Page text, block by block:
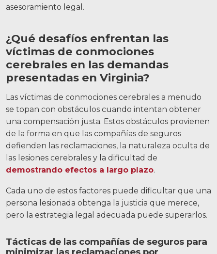
asesoramiento legal.
¿Qué desafíos enfrentan las
víctimas de conmociones
cerebrales en las demandas
presentadas en Virginia?
Las víctimas de conmociones cerebrales a menudo
se topan con obstáculos cuando intentan obtener
una compensación justa. Estos obstáculos provienen
de la forma en que las compañías de seguros
defienden las reclamaciones, la naturaleza oculta de
las lesiones cerebrales y la dificultad de
demostrando efectos a largo plazo.
Cada uno de estos factores puede dificultar que una
persona lesionada obtenga la justicia que merece,
pero la estrategia legal adecuada puede superarlos.
Tácticas de las compañías de seguros para